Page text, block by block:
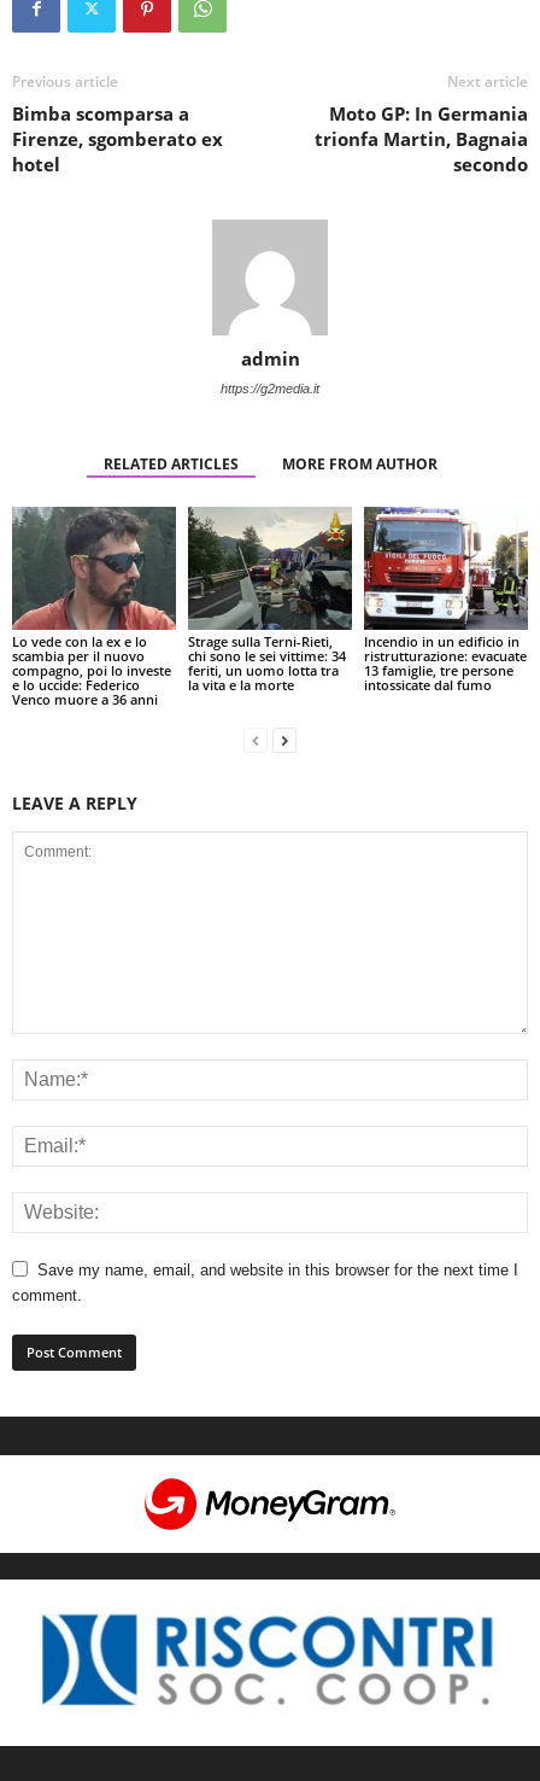
Previous article
Bimba scomparsa a
Firenze, sgomberato ex
hotel
Next article
Moto GP: In Germania
trionfa Martin, Bagnaia
secondo
admin
https://g2media.it
RELATED ARTICLES MORE FROM AUTHOR
Lo vede con la ex e lo
scambia per il nuovo
compagno, poi lo investe
e lo uccide: Federico
Venco muore a 36 anni
Strage sulla Terni-Rieti,
chi sono le sei vittime: 34
feriti, un uomo lotta tra
la vita e la morte
Incendio in un edificio in
ristrutturazione: evacuate
13 famiglie, tre persone
intossicate dal fumo
LEAVE A REPLY
Save my name, email, and website in this browser for the next time I
comment.